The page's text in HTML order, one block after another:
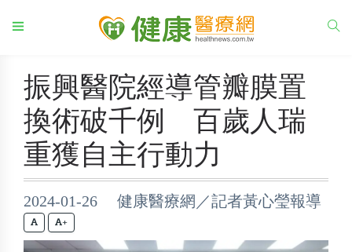
振興醫院經導管瓣膜置
換術破千例 百歲人瑞
重獲自主行動力
2024-01-26 健康醫療網／記者黃心瑩報導
+